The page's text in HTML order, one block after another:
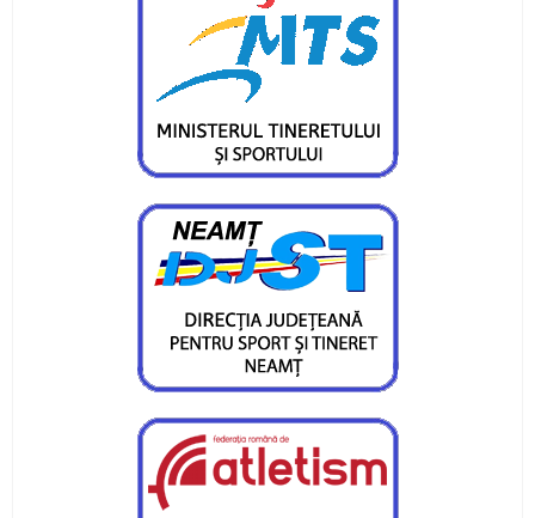
CS Ceahlaul are intilnire cu Mos Craciun
Rezultate promitatoare la Cupa "1 Decembrie"
Concurs atletic pentru copii la Roman
Bogdan Munteanu, George Cusu si Mihnea
Pintilie, campioni europeni
Vasile Dudau, medalie nationala la final de 2011
Veteranul Cracana, succes la Brasov
Sase canotori in loturile nationale de juniori
Asteptari mari de la selectia loturilor de canotaj